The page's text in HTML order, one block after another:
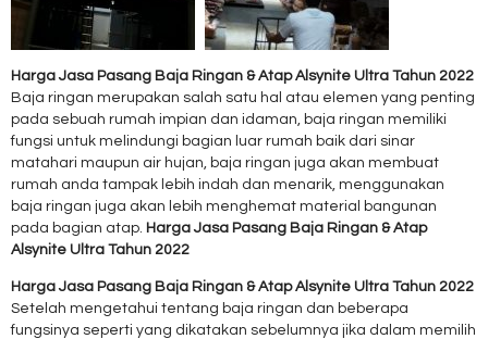
Harga Jasa Pasang Baja Ringan & Atap Alsynite Ultra Tahun 2022
Baja ringan merupakan salah satu hal atau elemen yang penting
pada sebuah rumah impian dan idaman, baja ringan memiliki
fungsi untuk melindungi bagian luar rumah baik dari sinar
matahari maupun air hujan, baja ringan juga akan membuat
rumah anda tampak lebih indah dan menarik, menggunakan
baja ringan juga akan lebih menghemat material bangunan
pada bagian atap. Harga Jasa Pasang Baja Ringan & Atap
Alsynite Ultra Tahun 2022
Harga Jasa Pasang Baja Ringan & Atap Alsynite Ultra Tahun 2022
Setelah mengetahui tentang baja ringan dan beberapa
fungsinya seperti yang dikatakan sebelumnya jika dalam memilih